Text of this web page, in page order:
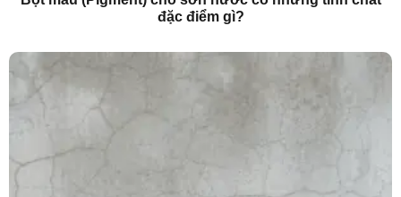
đặc điểm gì?